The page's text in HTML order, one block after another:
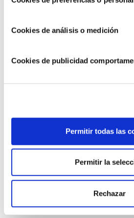
Cookies de análisis o medición
Cookies de publicidad
Permitir todas las
Permitir la
Rechazar
Compártelo